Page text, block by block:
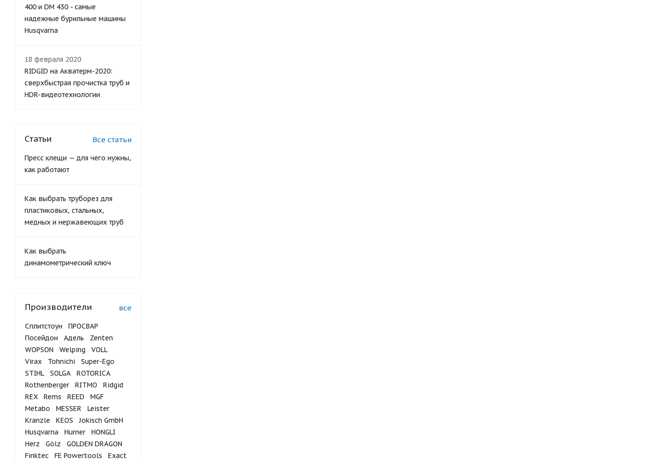
400 и DM 430 - самые
надежные бурильные машины
Husqvarna
18 февраля 2020
RIDGID на Акватерм-2020:
сверхбыстрая прочистка труб и
HDR-видеотехнологии
Статьи Все статьи
Пресс клещи — для чего нужны,
как работают
Как выбрать труборез для
пластиковых, стальных,
медных и нержавеющих труб
Как выбрать
динамометрический ключ
Производители все
Сплитстоун
ПРОСВАР
Посейдон
Адель
Zenten
WOPSON
Welping
VOLL
Virax
Tohnichi
Super-Ego
STIHL
SOLGA
ROTORICA
Rothenberger
RITMO
Ridgid
REX
Rems REED
MGF
Metabo
MESSER
Leister
Kranzle
KEOS
Jokisch GmbH
Husqvarna
Hurner
HONGLI
Herz
Gölz
GOLDEN DRAGON
Finktec
FE Powertools
Exact